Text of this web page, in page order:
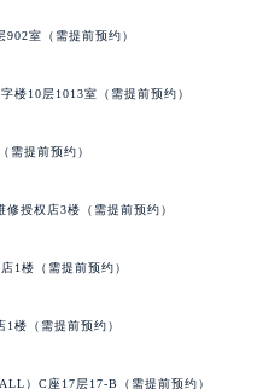
室（需提前预约）
楼10层1013室（需提前预约）
需提前预约）
授权店3楼（需提前预约）
1楼（需提前预约）
楼（需提前预约）
）C座17层17-B（需提前预约）